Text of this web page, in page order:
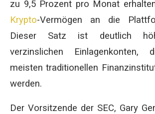
zu 9,5 Prozent pro Monat
Krypto-Vermögen an die
Dieser Satz ist deutlich
verzinslichen
meisten traditionellen
werden.
Der Vorsitzende der SEC, Gary